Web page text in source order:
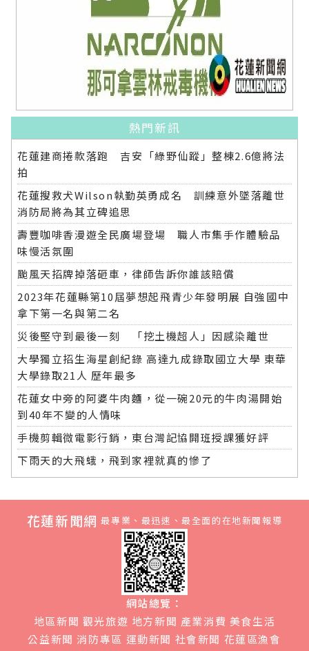
熱門新訊
花蓮建商捲款落跑 吉安「綠野仙蹤」整棟2.6億將法
拍
花蓮搜救犬Wilson執勤英勇成名 訓練意外墜落離世
消防局將為其立碑追思
壽豐咖啡香漫遊全民廣場登場 職人市集手作體驗品
味慢活氛圍
颱風天招牌掉落砸車，律師告訴你誰該賠償
2023年花蓮縣第10屆夢想起飛青少年發明展 自強國中
拿下第一名與第二名
災後堅守到最後一刻 「挖土機超人」因感染離世
大學獨立招生海星創紀錄 高達九成錄取國立大學 東華
大學錄取21人 歷年最多
花蓮女中旁的阿婆牛肉麵，從一碗20元的牛肉湯開始
到40年不變的人情味
手機剪輯微電影行銷，東台灣記協開班授課獲好評
下雨天的大飛蛾，飛到家裡就真的慘了
花蓮新聞網 最專業、最迅速、最全面的在地新聞報導
網站總覽：
地區新聞 觀光旅遊 地方新聞 產業消費 美食生活
公益新聞 消防專區 運動新聞 社會新聞 花蓮區漁會